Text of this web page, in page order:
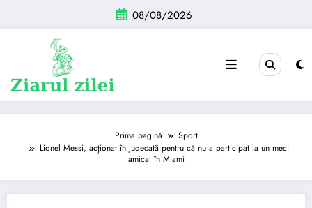
conținut
08/08/2026
Prima pagină
Sport
Lionel Messi, acționat în judecată pentru că nu a participat la un meci
amical în Miami